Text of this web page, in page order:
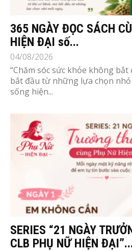
365 NGÀY ĐỌC SÁCH
HIỆN ĐẠI số...
04/08/2026
“Chăm sóc sức khỏe không
bắt đầu từ những lựa chọn nhỏ
sống hiện...
SERIES “21 NGÀY
CLB PHỤ NỮ HIỆN